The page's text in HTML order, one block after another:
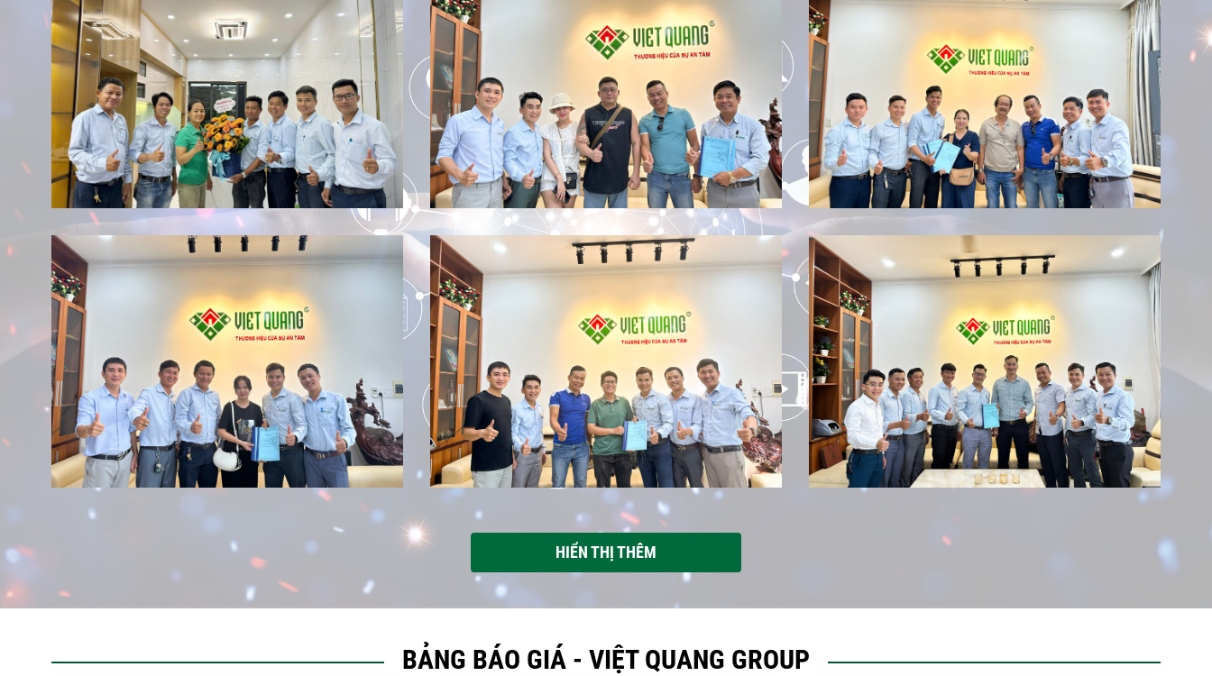
Không gian nghỉ dưỡng giữa lòng thành phố – Review chi tiết
ngôi nhà
Bàn giao nhà phố | Anh Tín đánh giá ra sao về tinh thần và chất
lượng thi công của Việt Quang Group?
Nhà 3 tầng bàn giao: Anh Tiến ở Quận 12 nói gì về đội ngũ Việt
Quang Group?
Chia sẻ của bác sĩ Khôi: Lý do chọn Việt Quang Group khi bắt
đầu xây ngôi nhà đầu tiên
Cô Thông ở Hóc Môn nói gì khi nhận ngôi nhà phố liền kề 3
Bàn giao tổ ấm mới | Chất lượng thi công được anh Lâm (Bình
Tân) đánh giá ra sao?
Anh Hải tiếp tục lựa chọn Việt Quang Group cho ngôi nhà thứ 2
tại TP. Thủ Đức | Niềm vui được nhân đôi
Anh Trung chấm 9.5/10 cho Việt Quang Group sau dự án cải
HIỂN THỊ THÊM
BẢNG BÁO GIÁ - VIỆT QUANG GROUP